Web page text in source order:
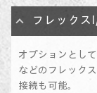
フレックス
オプションとし
などのフレック
接続も可能。